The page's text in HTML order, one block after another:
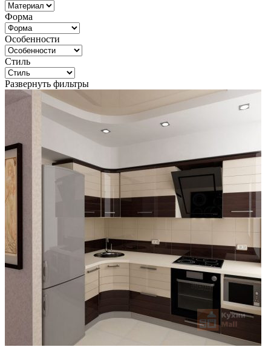
Форма
Особенности
Стиль
Развернуть фильтры